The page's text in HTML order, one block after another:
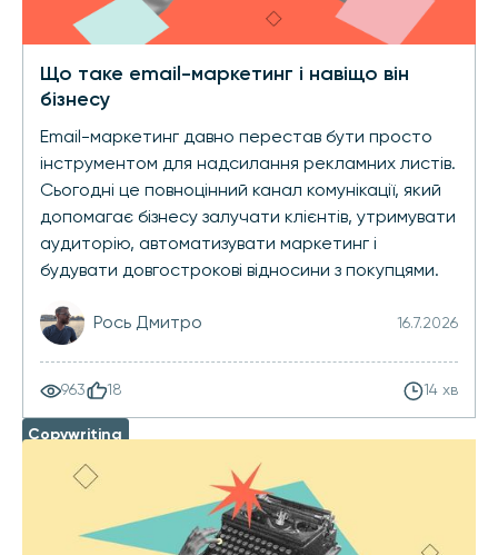
Що таке email-маркетинг і навіщо він
бізнесу
Email-маркетинг давно перестав бути просто
інструментом для надсилання рекламних листів.
Сьогодні це повноцінний канал комунікації, який
допомагає бізнесу залучати клієнтів, утримувати
аудиторію, автоматизувати маркетинг і
будувати довгострокові відносини з покупцями.
Рось Дмитро 16.7.2026
963 18 14 хв
Copywriting